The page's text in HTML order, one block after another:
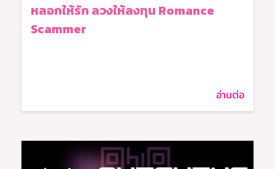
หลอกให้รัก ลวงให้ลงทุน Romance
Scammer
อ่านต่อ